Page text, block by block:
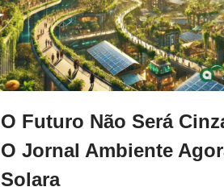
O Futuro Não Será
O Jornal Ambiente
Solara